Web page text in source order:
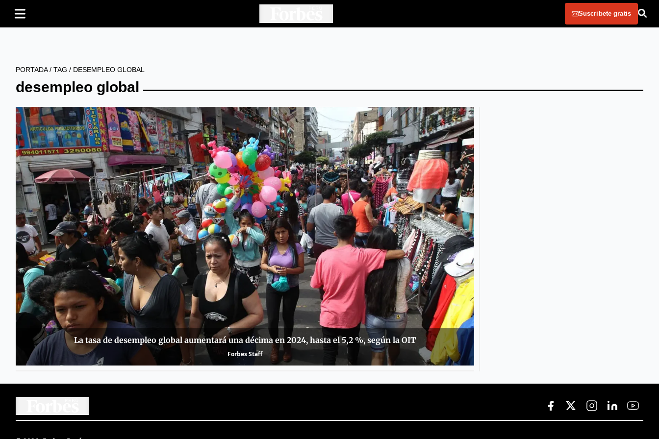
Suscribete gratis
PORTADA/ TAG / DESEMPLEO GLOBAL
desempleo global
La tasa de desempleo global aumentará una décima en 2024, hasta el 5,2 %, según la OIT
Forbes Staff